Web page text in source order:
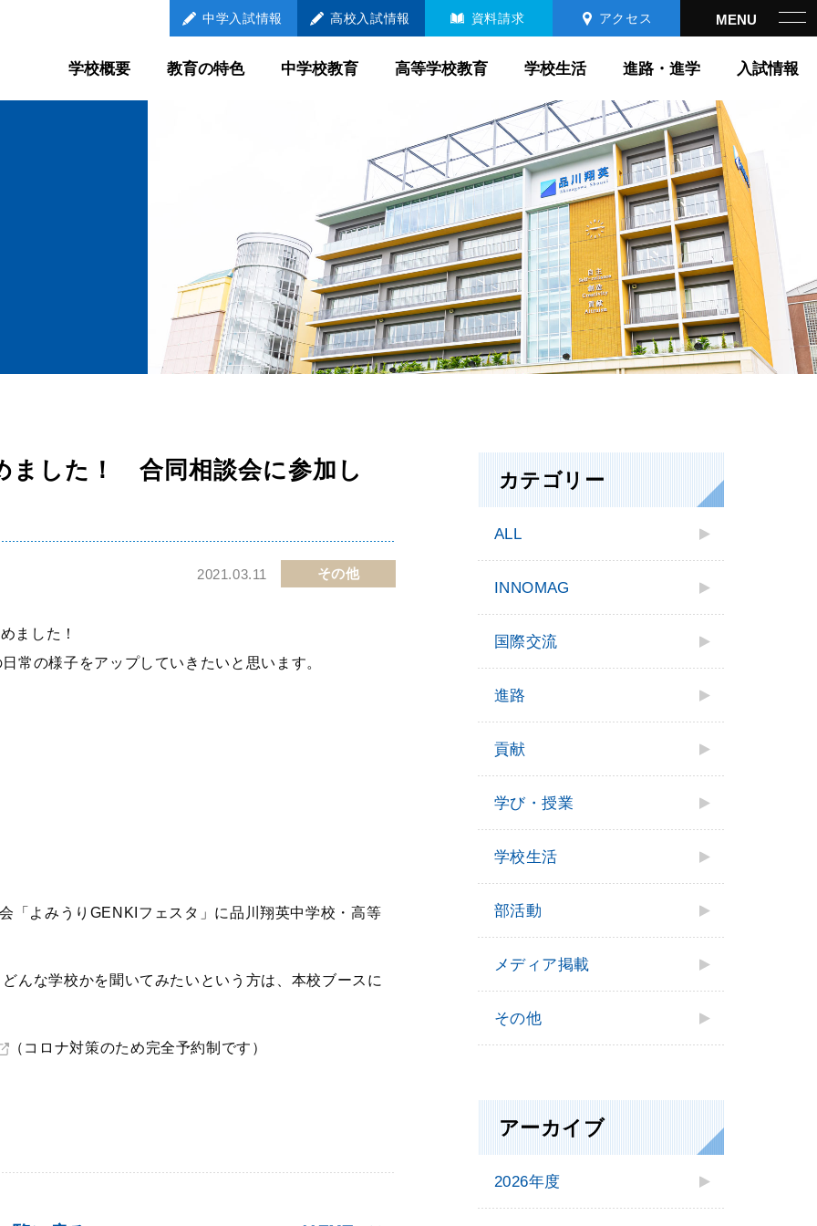
中学入試情報 高校 入試情報 資料請求 アクセス
高等学校教育
2023年大学合格実績
2026年度 中学校説
明会・公開行事
中学入試情報
高校入試過去問題
学校概要 教育の特色 中学校教育 高等学校教育 学校生活 進路・進学 入試情報
ました！ 合同相談会に参加し
2021.03.11 その他
ました！
常の様子をアップしていきたいと思います。
「よみうりGENKIフェスタ」に品川翔英中学校・高等
んな学校かを聞いてみたいという方は、本校ブースに
（コロナ対策のため完全予約制です）
カテゴリー
ALL
INNOMAG
国際交流
進路
貢献
学び・授業
学校⽣活
部活動
メディア掲載
その他
アーカイブ
2026年度